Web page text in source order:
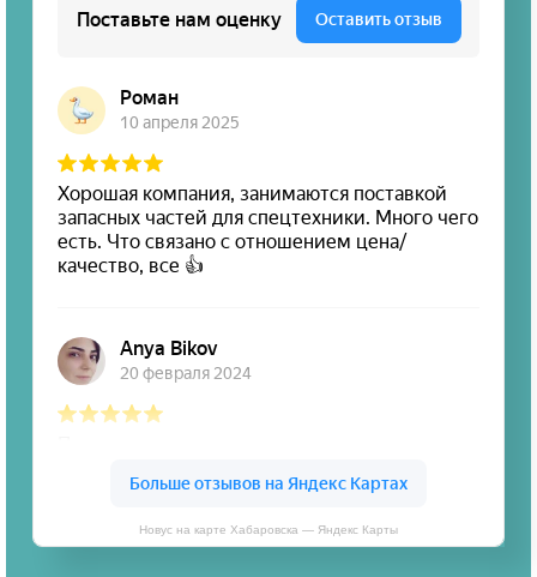
Новус на карте Хабаровска — Яндекс Карты